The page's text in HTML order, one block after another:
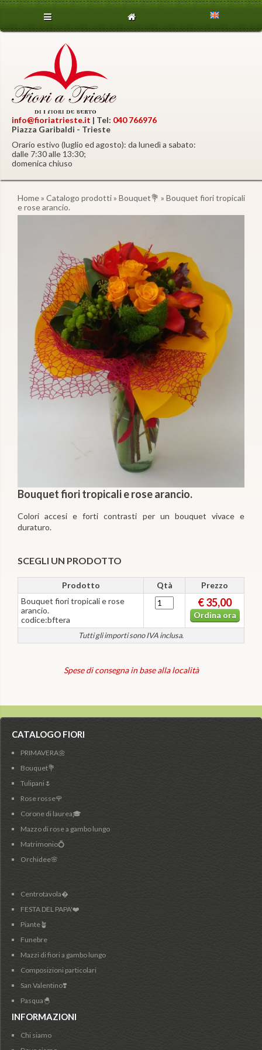
info@fioriatrieste.it | Tel: 040 766976
Piazza Garibaldi - Trieste
Orario estivo (luglio ed agosto): da lunedì a sabato:
dalle 7:30 alle 13:30;
domenica chiuso
Home» Catalogo prodotti» Bouquet💐 » Bouquet fiori tropicali
e rose arancio.
Bouquet fiori tropicali e rose arancio.
Colori accesi e forti contrasti per un bouquet vivace e
duraturo.
SCEGLI UN PRODOTTO
Prodotto Qtà Prezzo
Tutti gli importi sono IVA inclusa.
Bouquet fiori tropicali e rose
arancio.
codice:bftera
€ 35,00
Ordina ora
Spese di consegna in base alla località
CATALOGO FIORI
PRIMAVERA🌼
Bouquet💐
Tulipani🌷
Rose rosse🌹
Corone di laurea🎓
Mazzo di rose a gambo lungo
Matrimonio💍
Orchidee🌸
Centrotavola�
FESTA DEL PAPA'❤️
Piante🪴
Funebre
Mazzi di fiori a gambo lungo
Composizioni particolari
San Valentino❣️
Pasqua🐣
INFORMAZIONI
Chi siamo